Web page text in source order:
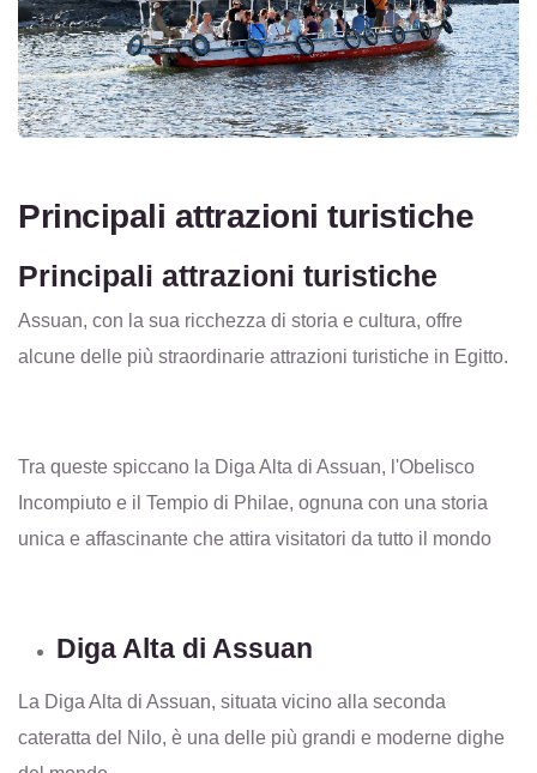
Principali attrazioni turistiche
Principali attrazioni turistiche
Assuan, con la sua ricchezza di storia e cultura, offre
alcune delle più straordinarie attrazioni turistiche in Egitto.
Tra queste spiccano la Diga Alta di Assuan, l'Obelisco
Incompiuto e il Tempio di Philae, ognuna con una storia
unica e affascinante che attira visitatori da tutto il mondo
Diga Alta di Assuan
La Diga Alta di Assuan, situata vicino alla seconda
cateratta del Nilo, è una delle più grandi e moderne dighe